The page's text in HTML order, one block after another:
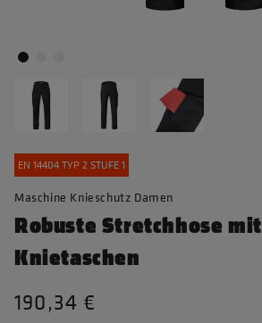
EN 14404 TYP 2 STUFE 1
Maschine Knieschutz Damen
Robuste Stretchhose mit
Knietaschen
190,34 €